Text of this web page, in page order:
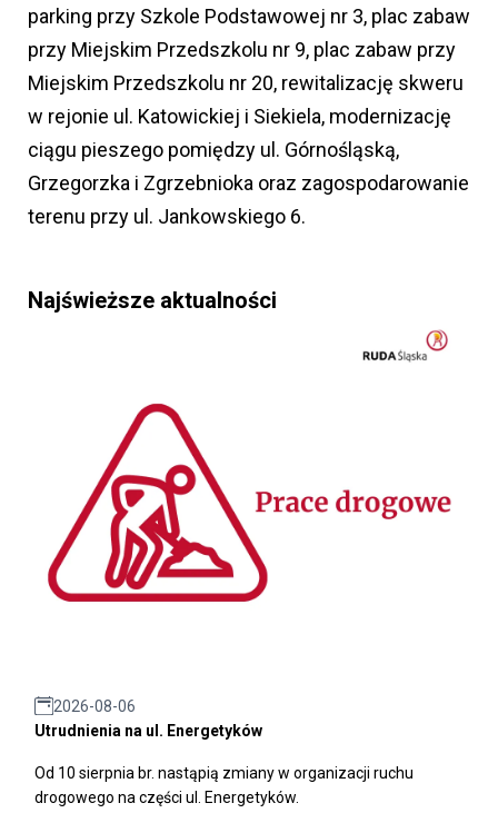
parking przy Szkole Podstawowej nr 3, plac zabaw
przy Miejskim Przedszkolu nr 9, plac zabaw przy
Miejskim Przedszkolu nr 20, rewitalizację skweru
w rejonie ul. Katowickiej i Siekiela, modernizację
ciągu pieszego pomiędzy ul. Górnośląską,
Grzegorzka i Zgrzebnioka oraz zagospodarowanie
terenu przy ul. Jankowskiego 6.
Najświeższe aktualności
2026-08-06
Utrudnienia na ul. Energetyków
Od 10 sierpnia br. nastąpią zmiany w organizacji ruchu
drogowego na części ul. Energetyków.